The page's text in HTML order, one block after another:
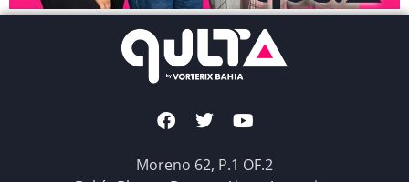
Moreno 62, P.1 OF.2